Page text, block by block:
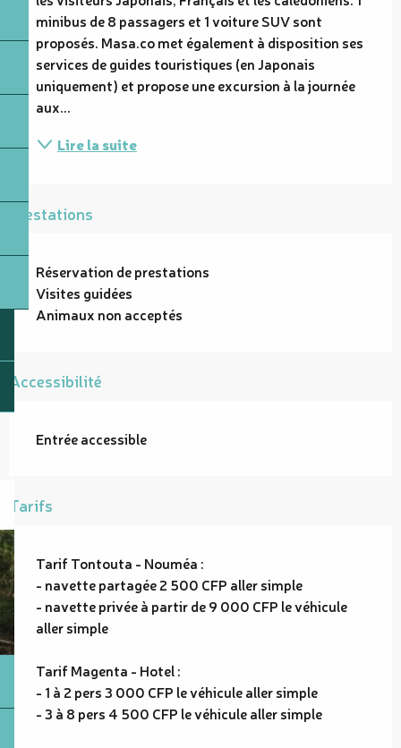
minibus de 8 passagers et 1 voiture SUV sont
proposés. Masa.co met également à disposition ses
services de guides touristiques (en Japonais
uniquement) et propose une excursion à la journée
aux...
Lire la suite
Prestations
Réservation de prestations
Visites guidées
Animaux non acceptés
Accessibilité
Entrée accessible
Tarifs
Tarif Tontouta - Nouméa :
- navette partagée 2 500 CFP aller simple
- navette privée à partir de 9 000 CFP le véhicule
aller simple
Tarif Magenta - Hotel :
- 1 à 2 pers 3 000 CFP le véhicule aller simple
- 3 à 8 pers 4 500 CFP le véhicule aller simple